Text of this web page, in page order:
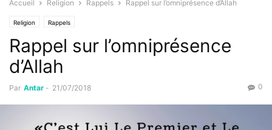
Accueil Religion Rappels Rappel sur l’omniprésence d’Allah
Religion Rappels
Rappel sur l’omniprésence
d’Allah
Par Antar - 21/07/2018 0